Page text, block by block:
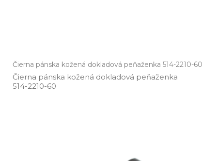
Čierna pánska kožená dokladová peňaženka 514-2210-60
Čierna pánska kožená dokladová peňaženka
514­-2210­-60